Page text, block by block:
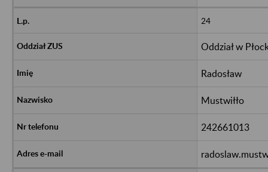
24
Oddział w
Radosław
Mustwiłło
242661013